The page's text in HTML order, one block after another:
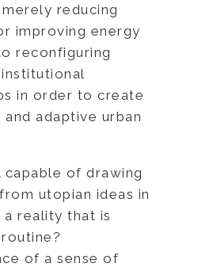
reducing
improving energy
reconfiguring
in order to create
and adaptive urban
of drawing
utopian ideas in
reality that is
of a sense of